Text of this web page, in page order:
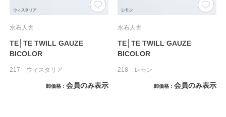
水布人舎
TE│TE TWILL GAUZE
BICOLOR
217 ウィスタリア
卸価格 会員のみ表示
水布人舎
TE│TE TWILL GAUZE
BICOLOR
218 レモン
卸価格 会員のみ表示